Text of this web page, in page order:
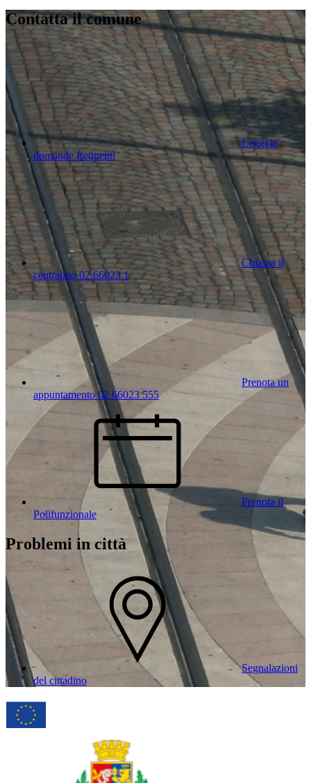
Contatta il comune
Leggi le
domande frequenti
Chiama il
centralino 02 66023 1
Prenota un
appuntamento 02 66023 555
Prenota il
Polifunzionale
Problemi in città
Segnalazioni
del cittadino